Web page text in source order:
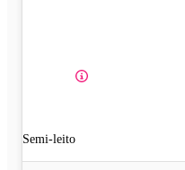
Semi-leito